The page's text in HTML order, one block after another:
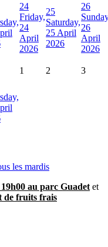
24
Friday,
24
April
2026
25
Saturday,
25 April
2026
26
26
April
2026
1 2 3
les mardis
au parc Guadet et
de fruits frais